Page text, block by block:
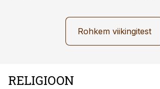
Rohkem viikingitest
RELIGIOON